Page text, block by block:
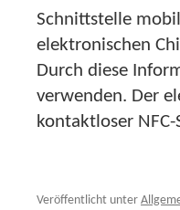
Schnittstelle
elektronischen
Durch diese
verwenden. Der
kontaktloser
Veröffentlicht unter